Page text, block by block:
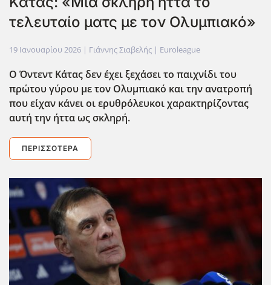
τελευταίο ματς με τον Ολυμπιακό»
19 Ιανουαρίου 2026 | Γιάννης Σιαβελής | Euroleague
Ο Όντεντ Κάτας δεν έχει ξεχάσει το παιχνίδι του
πρώτου γύρου με τον Ολυμπιακό και την ανατροπή
που είχαν κάνει οι ερυθρόλευκοι χαρακτηρίζοντας
αυτή την ήττα ως σκληρή.
ΠΕΡΙΣΣΌΤΕΡΑ